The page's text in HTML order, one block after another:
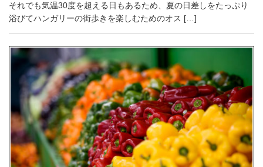
それでも気温30度を超える日もあるため、夏の日差しをたっぷり
浴びてハンガリーの街歩きを楽しむためのオス […]